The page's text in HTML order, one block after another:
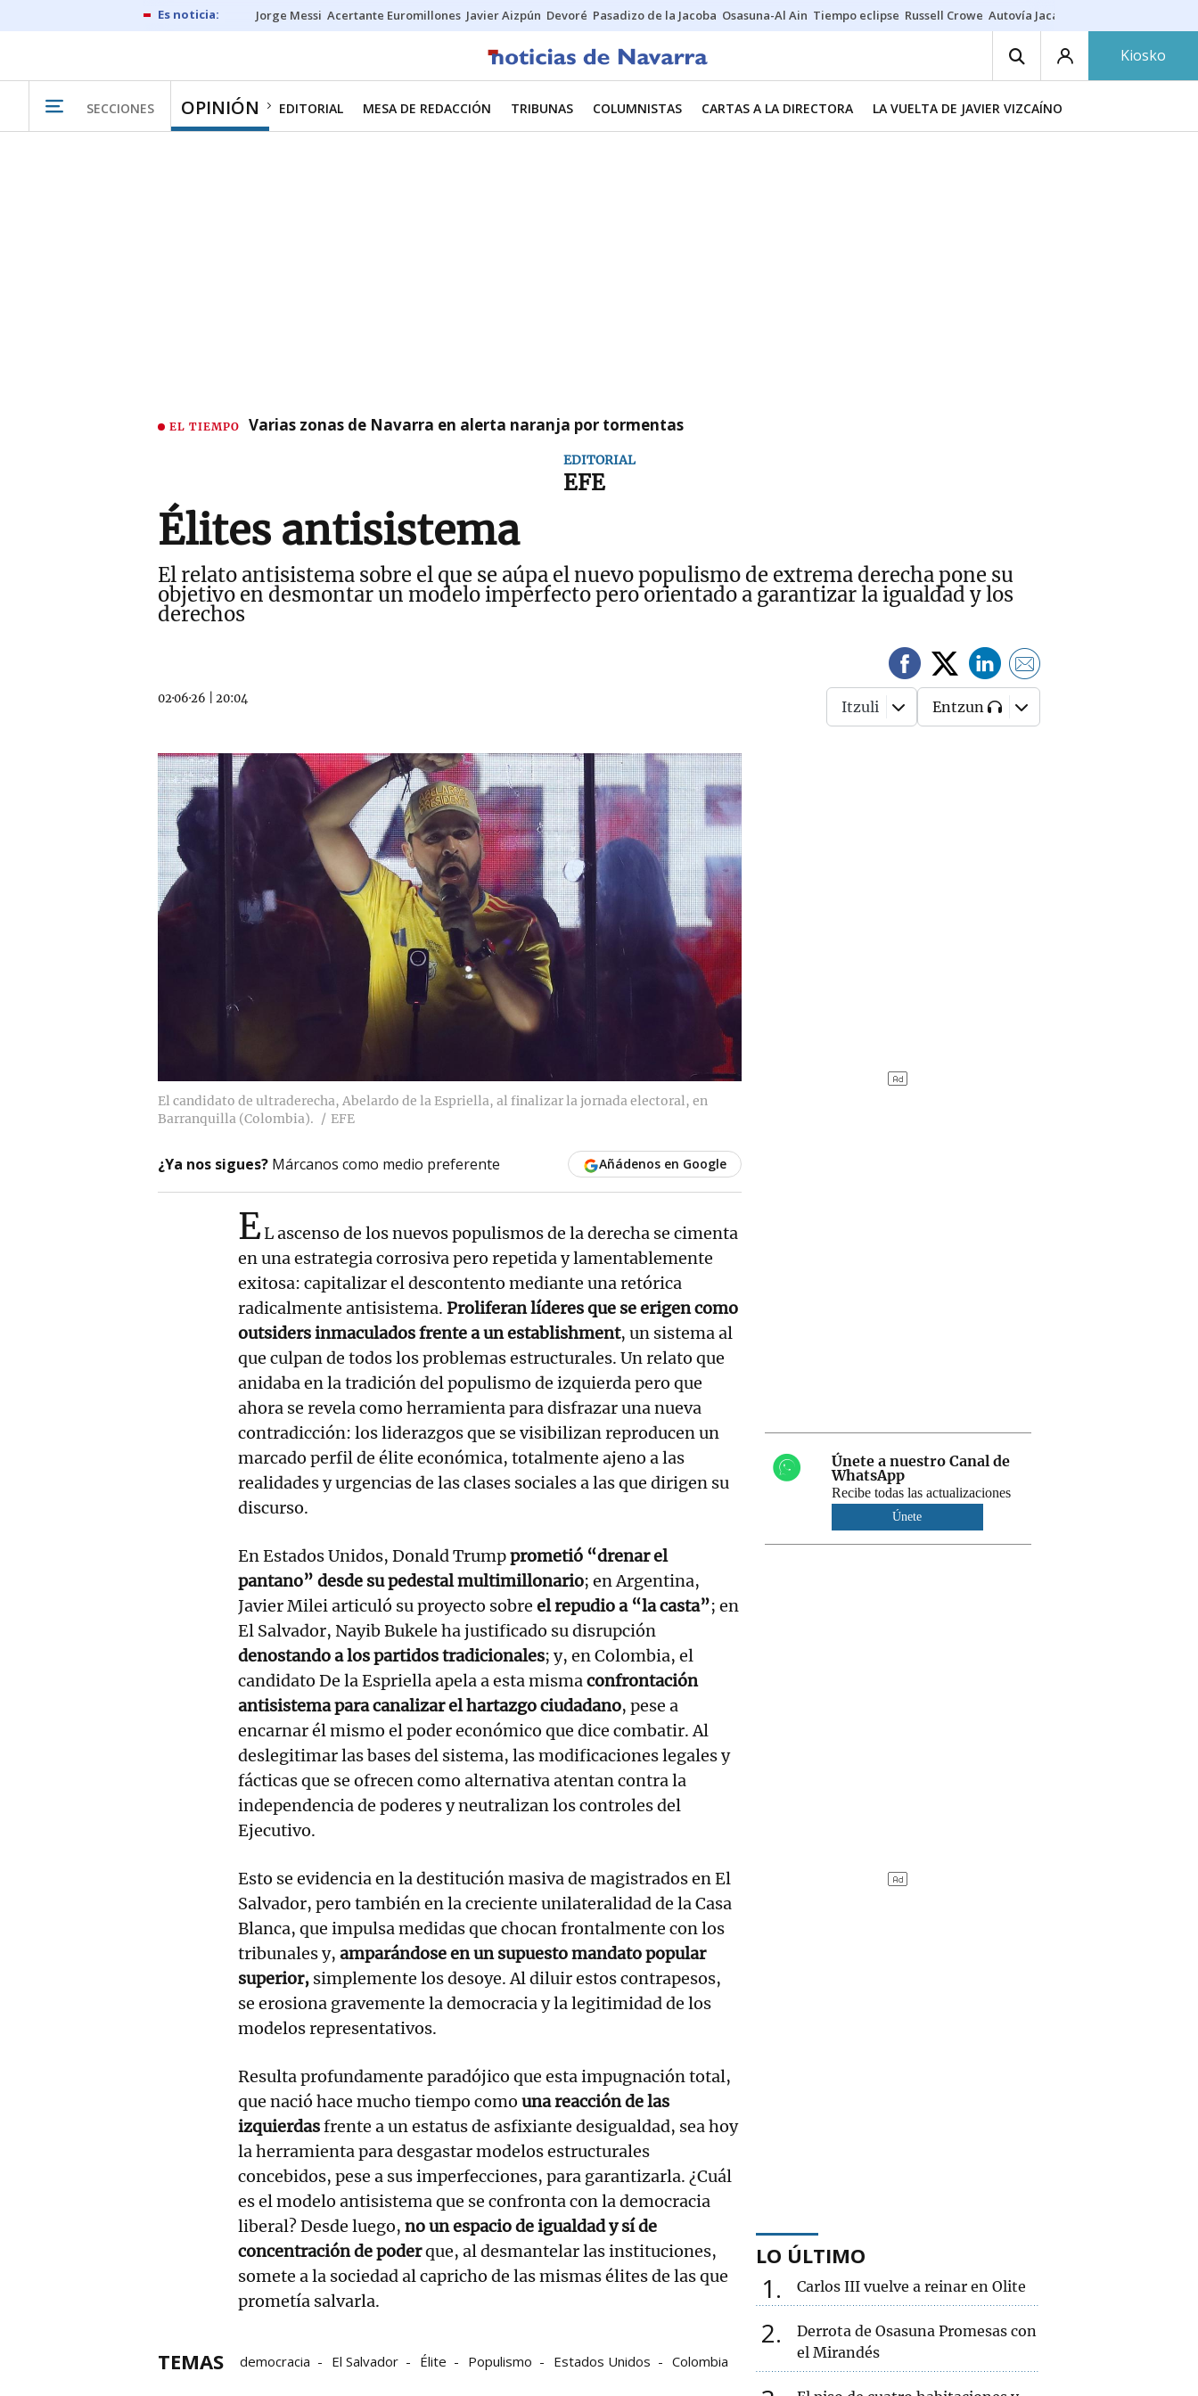
Jorge Messi Acertante Euromillones Javier Aizpún Devoré Pasadizo de la Jacoba Osasuna-Al Ain Tiempo eclipse Russell Crowe Autovía Jaca
Kiosko
SECCIONES OPINIÓN EDITORIAL MESA DE REDACCIÓN TRIBUNAS COLUMNISTAS CARTAS A LA DIRECTORA LA VUELTA DE JAVIER VIZCAÍNO
EL TIEMPO Varias zonas de Navarra en alerta naranja por tormentas
EDITORIAL
EFE
Élites antisistema
El relato antisistema sobre el que se aúpa el nuevo populismo de extrema derecha pone su
objetivo en desmontar un modelo imperfecto pero orientado a garantizar la igualdad y los
derechos
02·06·26 20:04 Itzuli Entzun
El candidato de ultraderecha, Abelardo de la Espriella, al finalizar la jornada electoral, en
Barranquilla (Colombia).
EFE
¿Ya nos sigues? Márcanos como medio preferente Añádenos en Google
EL ascenso de los nuevos populismos de la derecha se cimenta
en una estrategia corrosiva pero repetida y lamentablemente
exitosa: capitalizar el descontento mediante una retórica
radicalmente antisistema. Proliferan líderes que se erigen como
outsiders inmaculados frente a un establishment, un sistema al
que culpan de todos los problemas estructurales. Un relato que
anidaba en la tradición del populismo de izquierda pero que
ahora se revela como herramienta para disfrazar una nueva
contradicción: los liderazgos que se visibilizan reproducen un
marcado perfil de élite económica, totalmente ajeno a las
realidades y urgencias de las clases sociales a las que dirigen su
discurso.
En Estados Unidos, Donald Trumpprometió “drenar el
pantano” desde su pedestal multimillonario; en Argentina,
Javier Milei articuló su proyecto sobre el repudio a “la casta”; en
El Salvador, Nayib Bukele ha justificado su disrupción
denostando a los partidos tradicionales; y, en Colombia, el
candidato De la Espriella apela a esta mismaconfrontación
antisistema para canalizar el hartazgo ciudadano, pese a
encarnar él mismo el poder económico que dice combatir. Al
deslegitimar las bases del sistema, las modificaciones legales y
fácticas que se ofrecen como alternativa atentan contra la
independencia de poderes y neutralizan los controles del
Ejecutivo.
Esto se evidencia en la destitución masiva de magistrados en El
Salvador, pero también en la creciente unilateralidad de la Casa
Blanca, que impulsa medidas que chocan frontalmente con los
tribunales y, amparándose en un supuesto mandato popular
superior, simplemente los desoye. Al diluir estos contrapesos,
se erosiona gravemente la democracia y la legitimidad de los
modelos representativos.
Resulta profundamente paradójico que esta impugnación total,
que nació hace mucho tiempo como una reacción de las
izquierdasfrente a un estatus de asfixiante desigualdad, sea hoy
la herramienta para desgastar modelos estructurales
concebidos, pese a sus imperfecciones, para garantizarla. ¿Cuál
es el modelo antisistema que se confronta con la democracia
liberal? Desde luego, no un espacio de igualdad y sí de
concentración de poderque, al desmantelar las instituciones,
somete a la sociedad al capricho de las mismas élites de las que
prometía salvarla.
TEMAS democracia El Salvador Élite Populismo Estados Unidos Colombia
Únete a nuestro Canal de
WhatsApp
Recibe todas las actualizaciones
Únete
LO ÚLTIMO
1 Carlos III vuelve a reinar en Olite
2
Derrota de Osasuna Promesas con
el Mirandés